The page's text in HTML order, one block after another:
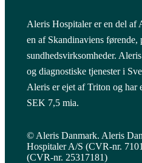
Aleris Hospitaler er en del af
en af Skandinaviens førende,
sundhedsvirksomheder.
og diagnostiske tjenester i
Aleris er ejet af Triton og har
SEK 7,5 mia.
© Aleris Danmark. Aleris
Hospitaler A/S (CVR-nr.
(CVR-nr. 25317181)